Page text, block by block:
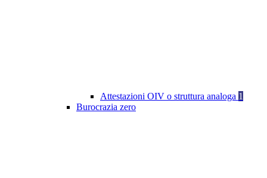
Attestazioni OIV o struttura analoga 1
Burocrazia zero